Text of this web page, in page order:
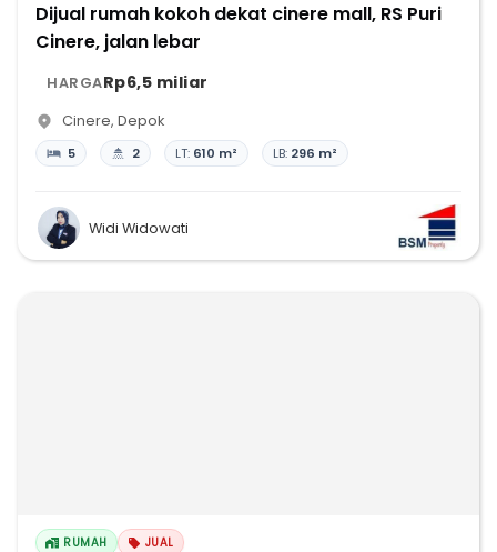
Dijual rumah kokoh dekat cinere mall, RS Puri
Cinere, jalan lebar
HARGARp6,5 miliar
Cinere, Depok
5 2 LT: 610 m² LB: 296 m²
Widi Widowati
RUMAH JUAL